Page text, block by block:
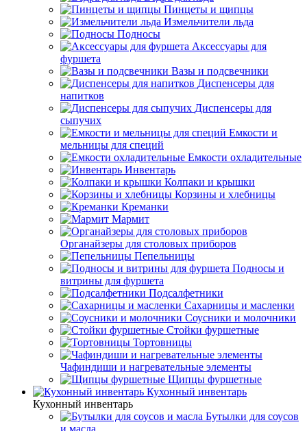
Пинцеты и щипцы
Измельчители льда
Подносы
Аксессуары для
фуршета
Вазы и подсвечники
Диспенсеры для
напитков
Диспенсеры для
сыпучих
Емкости и
мельницы для специй
Емкости охладительные
Инвентарь
Колпаки и крышки
Корзины и хлебницы
Креманки
Мармит
Органайзеры для столовых приборов
Пепельницы
Подносы и
витрины для фуршета
Подсалфетники
Сахарницы и масленки
Соусники и молочники
Стойки фуршетные
Тортовницы
Чафиндиши и нагревательные элементы
Щипцы фуршетные
Кухонный инвентарь
Кухонный инвентарь
Бутылки для соусов
и масла